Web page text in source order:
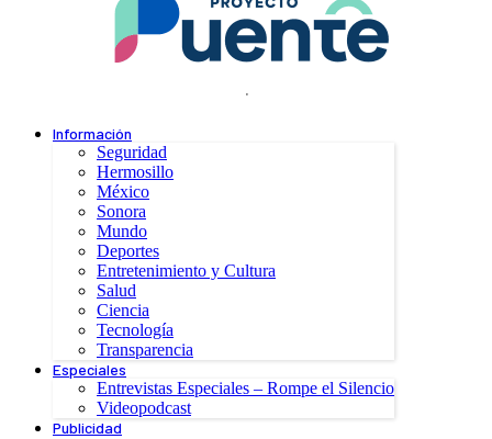
.
Información
Seguridad
Hermosillo
México
Sonora
Mundo
Deportes
Entretenimiento y Cultura
Salud
Ciencia
Tecnología
Transparencia
Especiales
Entrevistas Especiales – Rompe el Silencio
Videopodcast
Publicidad